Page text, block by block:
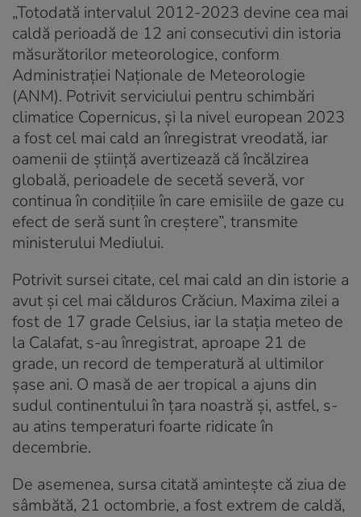
„Totodată intervalul 2012-2023 devine cea mai
caldă perioadă de 12 ani consecutivi din istoria
măsurătorilor meteorologice, conform
Administraţiei Naţionale de Meteorologie
(ANM). Potrivit serviciului pentru schimbări
climatice Copernicus, şi la nivel european 2023
a fost cel mai cald an înregistrat vreodată, iar
oamenii de ştiinţă avertizează că încălzirea
globală, perioadele de secetă severă, vor
continua în condiţiile în care emisiile de gaze cu
efect de seră sunt în creştere”, transmite
ministerului Mediului.
Potrivit sursei citate, cel mai cald an din istorie a
avut și cel mai călduros Crăciun. Maxima zilei a
fost de 17 grade Celsius, iar la stația meteo de
la Calafat, s-au înregistrat, aproape 21 de
grade, un record de temperatură al ultimilor
șase ani. O masă de aer tropical a ajuns din
sudul continentului în țara noastră și, astfel, s-
au atins temperaturi foarte ridicate în
decembrie.
De asemenea, sursa citată aminteşte că ziua de
sâmbătă, 21 octombrie, a fost extrem de caldă,